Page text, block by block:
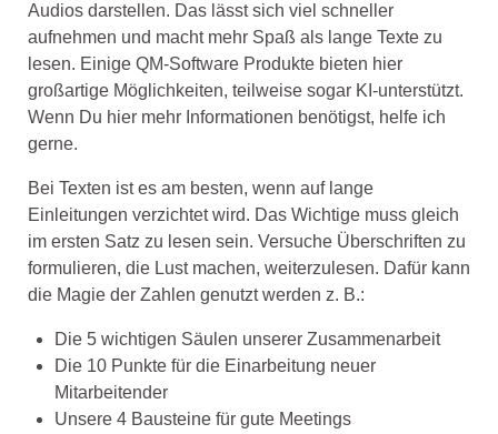
Audios darstellen. Das lässt sich viel schneller
aufnehmen und macht mehr Spaß als lange Texte zu
lesen. Einige QM-Software Produkte bieten hier
großartige Möglichkeiten, teilweise sogar KI-unterstützt.
Wenn Du hier mehr Informationen benötigst, helfe ich
gerne.
Bei Texten ist es am besten, wenn auf lange
Einleitungen verzichtet wird. Das Wichtige muss gleich
im ersten Satz zu lesen sein. Versuche Überschriften zu
formulieren, die Lust machen, weiterzulesen. Dafür kann
die Magie der Zahlen genutzt werden z. B.:
Die 5 wichtigen Säulen unserer Zusammenarbeit
Die 10 Punkte für die Einarbeitung neuer
Mitarbeitender
Unsere 4 Bausteine für gute Meetings